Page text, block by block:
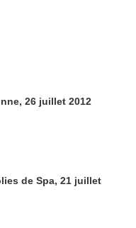
26 juillet 2012
de Spa, 21 juillet